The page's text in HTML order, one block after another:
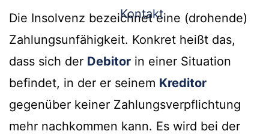
Kontakt
Die Insolvenz bezeichnet eine (drohende)
Zahlungsunfähigkeit. Konkret heißt das,
dass sich der Debitor in einer Situation
befindet, in der er seinem Kreditor
gegenüber keiner Zahlungsverpflichtung
mehr nachkommen kann. Es wird bei der